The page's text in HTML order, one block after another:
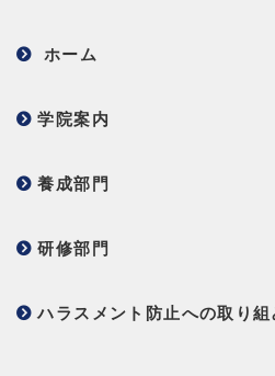
ホーム
学院案内
養成部門
研修部門
ハラスメント防止への取り組